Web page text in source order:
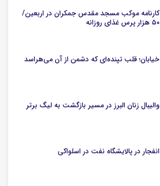
کارنامه موکب مسجد مقدس جمکران در اربعین/
۵۰ هزار پرس غذای روزانه
خیابان؛ قلب تپنده‌ای که دشمن از آن می‌هراسد
والیبال زنان البرز در مسیر بازگشت به لیگ برتر
انفجار در پالایشگاه نفت در اسلواکی